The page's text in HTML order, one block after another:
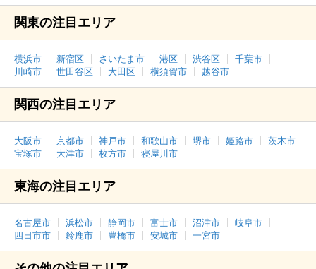
関東の注目エリア
横浜市 新宿区 さいたま市 港区 渋谷区
千葉市
川崎市
世田谷区 大田区 横須賀市 越谷市
関西の注目エリア
大阪市 京都市 神戸市 和歌山市 堺市 姫路市
茨木市
宝塚市
大津市 枚方市 寝屋川市
東海の注目エリア
名古屋市 浜松市 静岡市 富士市 沼津市
岐阜市
四日市市
鈴鹿市 豊橋市 安城市 一宮市